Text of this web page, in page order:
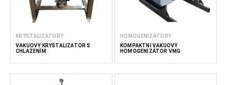
KRYSTALIZÁTORY
VAKUOVÝ KRYSTALIZÁTOR S
CHLAZENÍM
HOMOGENIZÁTORY
KOMPAKTNÍ VAKUOVÝ
HOMOGENIZÁTOR VMG